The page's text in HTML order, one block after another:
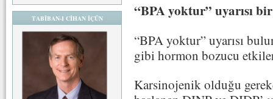
TABİBAN-I CİHAN İÇÜN “BPA yoktur” uyarısı
“BPA yoktur” uyarısı
gibi hormon bozucu
Karsinojenik olduğu